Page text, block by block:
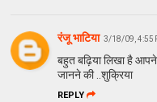
रंजू भाटिया 3/18/09, 4:55
बहुत बढ़िया लिखा है
जानने की ..शुक्रिया
REPLY